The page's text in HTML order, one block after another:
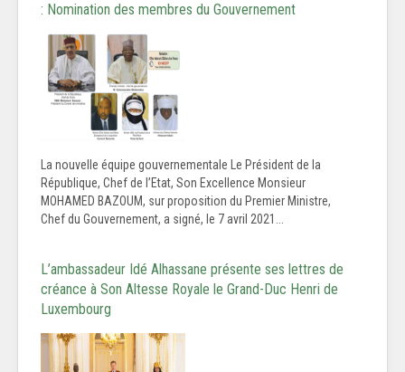
: Nomination des membres du Gouvernement
La nouvelle équipe gouvernementale Le Président de la
République, Chef de l’Etat, Son Excellence Monsieur
MOHAMED BAZOUM, sur proposition du Premier Ministre,
Chef du Gouvernement, a signé, le 7 avril 2021...
L’ambassadeur Idé Alhassane présente ses lettres de
créance à Son Altesse Royale le Grand-Duc Henri de
Luxembourg